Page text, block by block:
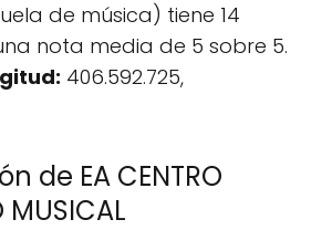
de música) tiene 14
nota media de 5 sobre 5.
406.592.725,
de EA CENTRO
MUSICAL